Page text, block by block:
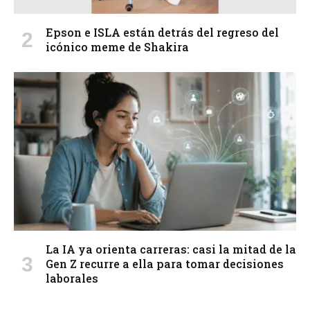
Epson e ISLA están detrás del regreso del
icónico meme de Shakira
La IA ya orienta carreras: casi la mitad de la
Gen Z recurre a ella para tomar decisiones
laborales